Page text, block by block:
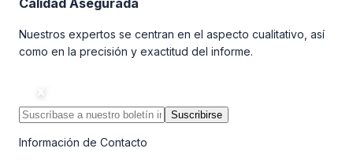
Nuestros expertos se centran en el aspecto cualitativo, así
como en la precisión y exactitud del informe.
Suscribirse
Información de Contacto